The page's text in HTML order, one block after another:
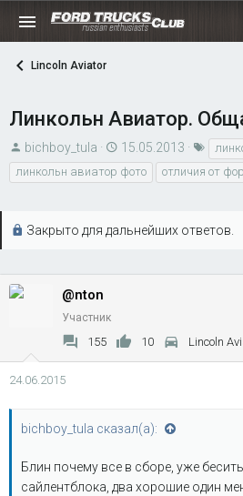
Lincoln Aviator
Линкольн Авиатор.
А
в
т
р
bichboy_tula
Д
а
т
н
15.05.2013
е
г
линкольн авиатор фото
отличия от
Закрыто для дальнейших ответов.
@nton
Участник
155 10 Lincoln
24.06.2015
bichboy_tula сказал(а):
Блин почему все в сборе, уже
сайлентблока, два хорошие один